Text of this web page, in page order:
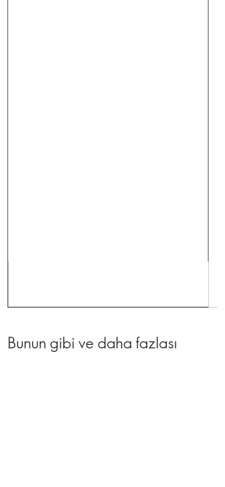
Bunun gibi ve daha fazlası